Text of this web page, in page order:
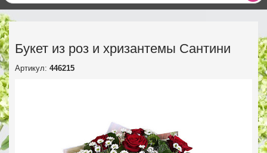
Букет из роз и хризантемы Сантини
Артикул: 446215